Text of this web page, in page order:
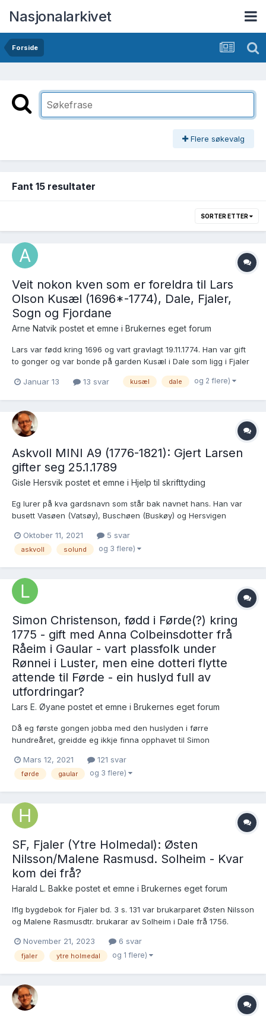
Nasjonalarkivet
Forside
Flere søkevalg
Fant 15 resultater
SORTER ETTER
Veit nokon kven som er foreldra til Lars
Olson Kusæl (1696*-1774), Dale, Fjaler,
Sogn og Fjordane
Arne Natvik postet et emne i Brukernes eget forum
Lars var fødd kring 1696 og vart gravlagt 19.11.1774. Han var gift
to gonger og var bonde på garden Kusæl i Dale som ligg i Fjaler
Anna 2. Henrikke (1725*-1799). G.m. 2: kring 1741 med Maritha
Januar 13 13 svar kusæl dale og 2 flere)
Askvoll MINI A9 (1776-1821): Gjert Larsen
gifter seg 25.1.1789
Gisle Hersvik postet et emne i Hjelp til skrifttyding
Eg lurer på kva gardsnavn som står bak navnet hans. Han var
busett Vasøen (Vatsøy), Buschøen (Buskøy) og Hersvigen
står det det?) SAB, Askvoll sokneprestembete,
H/Haa/Haaa/L0009: Ministerialbok nr. A 9, 1776-1821, s. 160...
Oktober 11, 2021 5 svar
askvoll solund og 3 flere)
Simon Christenson, fødd i Førde(?) kring
1775 - gift med Anna Colbeinsdotter frå
Råeim i Gaular - vart plassfolk under
Rønnei i Luster, men eine dotteri flytte
attende til Førde - ein huslyd full av
utfordringar?
Lars E. Øyane postet et emne i Brukernes eget forum
Då eg første gongen jobba med den huslyden i førre
hundreåret, greidde eg ikkje finna opphavet til Simon
Colbeinsdotter frå Råeim i Gaular. Eg fann ei dotter fødd i Gaular,
men ingen flere born før etter at dei i 1812 var komne til Luster.
Mars 12, 2021 121 svar
førde gaular og 3 flere)
SF, Fjaler (Ytre Holmedal): Østen
Nilsson/Malene Rasmusd. Solheim - Kvar
kom dei frå?
Harald L. Bakke postet et emne i Brukernes eget forum
Iflg bygdebok for Fjaler bd. 3 s. 131 var brukarparet Østen Nilsson
og Malene Rasmusdtr. brukarar av Solheim i Dale frå 1756.
kom dei frå? (Dei er mine 5x tippolodeforeldrer)
November 21, 2023 6 svar
fjaler ytre holmedal og 1 flere)